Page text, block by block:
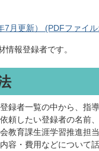
7月更新） (PDFファイ
報登録者です。
録者一覧の中から、指
頼したい登録者の名前
教育課生涯学習推進担
容・費用などについて